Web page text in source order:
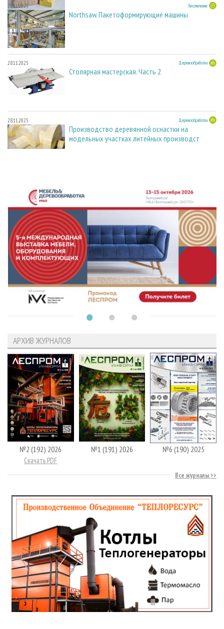
28.11.2025 Лесопиление
Northsaw. Пакетоформирующие машины
28.11.2025 Деревообработка
Столярная мастерская. Часть 2
28.11.2025 Деревообработка
Производство деревянной оснастки на
модельных участках литейных производст
АРХИВ ЖУРНАЛОВ
№2 (192) 2026
Скачать PDF
№1 (191) 2026 №6 (190) 2025
Все журналы